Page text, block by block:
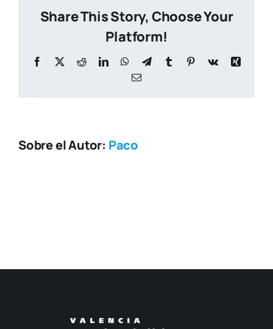
Share This Story, Choose Your
Platform!
Facebook
X RedditLinkedInWhatsApp
TelegramTumblr Pinterest
Vk
Xing
Correo
Sobre el Autor: Paco